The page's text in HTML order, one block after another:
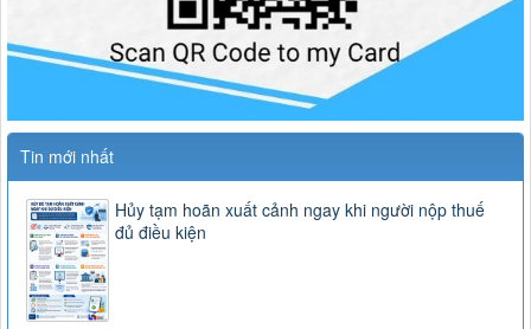
Tin mới nhất
Hủy tạm hoãn xuất cảnh ngay khi người nộp thuế
đủ điều kiện